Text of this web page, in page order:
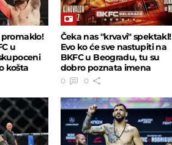
u
košta
Čeka nas "krvavi" spektakl!
Evo ko će sve nastupiti na
BKFC u Beogradu, tu su
dobro poznata imena
0 0
16o C
Priština